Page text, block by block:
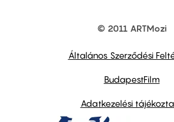
© 2011 ARTMozi
Általános Szerződési
BudapestFilm
Adatkezelési